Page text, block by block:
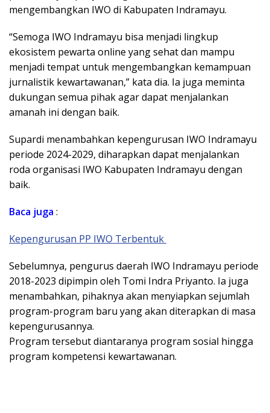
mengembangkan IWO di Kabupaten Indramayu.
“Semoga IWO Indramayu bisa menjadi lingkup
ekosistem pewarta online yang sehat dan mampu
menjadi tempat untuk mengembangkan kemampuan
jurnalistik kewartawanan,” kata dia. Ia juga meminta
dukungan semua pihak agar dapat menjalankan
amanah ini dengan baik.
Supardi menambahkan kepengurusan IWO Indramayu
periode 2024-2029, diharapkan dapat menjalankan
roda organisasi IWO Kabupaten Indramayu dengan
baik.
Baca juga :
Kepengurusan PP IWO Terbentuk
Sebelumnya, pengurus daerah IWO Indramayu periode
2018-2023 dipimpin oleh Tomi Indra Priyanto. Ia juga
menambahkan, pihaknya akan menyiapkan sejumlah
program-program baru yang akan diterapkan di masa
kepengurusannya.
Program tersebut diantaranya program sosial hingga
program kompetensi kewartawanan.